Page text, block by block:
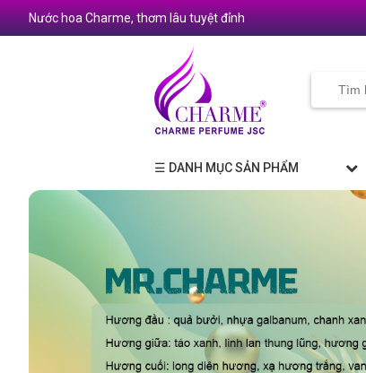
Nước hoa Charme, thơm lâu tuyệt đỉnh
☰ DANH MỤC SẢN PHẨM